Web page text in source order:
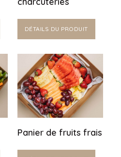
DÉTAILS DU PRODUIT
Panier de fruits frais